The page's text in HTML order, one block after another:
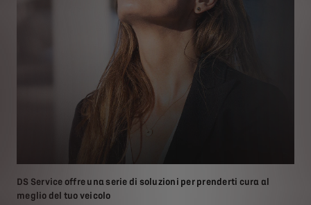
DS Service offre una serie di soluzioni per prenderti cura al
meglio del tuo veicolo